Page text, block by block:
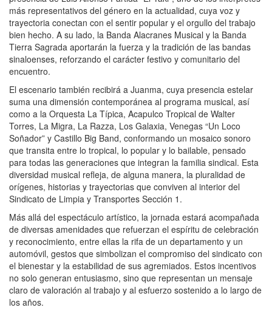
más representativos del género en la actualidad, cuya voz y
trayectoria conectan con el sentir popular y el orgullo del trabajo
bien hecho. A su lado, la Banda Alacranes Musical y la Banda
Tierra Sagrada aportarán la fuerza y la tradición de las bandas
sinaloenses, reforzando el carácter festivo y comunitario del
encuentro.
El escenario también recibirá a Juanma, cuya presencia estelar
suma una dimensión contemporánea al programa musical, así
como a la Orquesta La Típica, Acapulco Tropical de Walter
Torres, La Migra, La Razza, Los Galaxia, Venegas “Un Loco
Soñador” y Castillo Big Band, conformando un mosaico sonoro
que transita entre lo tropical, lo popular y lo bailable, pensado
para todas las generaciones que integran la familia sindical. Esta
diversidad musical refleja, de alguna manera, la pluralidad de
orígenes, historias y trayectorias que conviven al interior del
Sindicato de Limpia y Transportes Sección 1.
Más allá del espectáculo artístico, la jornada estará acompañada
de diversas amenidades que refuerzan el espíritu de celebración
y reconocimiento, entre ellas la rifa de un departamento y un
automóvil, gestos que simbolizan el compromiso del sindicato con
el bienestar y la estabilidad de sus agremiados. Estos incentivos
no solo generan entusiasmo, sino que representan un mensaje
claro de valoración al trabajo y al esfuerzo sostenido a lo largo de
los años.